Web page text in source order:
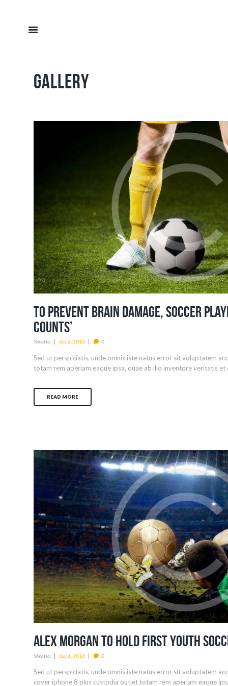
Gallery
To Prevent Brain Damage, Soccer
Counts’
Yönetici July 6, 2016 0
Sed ut perspiciatis, unde omnis iste natus error sit voluptatem
totam rem aperiam eaque ipsa, quae ab illo inventore veritatis
READ MORE
Alex Morgan to Hold First Youth
Yönetici July 6, 2016 0
Sed ut perspiciatis, unde omnis iste natus error sit voluptatem
cover iphone 8 plus custodia outlet totam rem aperiam eaque